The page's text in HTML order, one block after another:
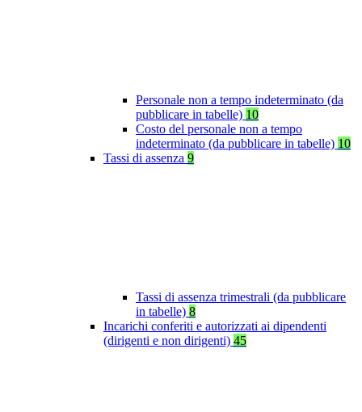
Personale non a tempo indeterminato (da
pubblicare in tabelle) 10
Costo del personale non a tempo
indeterminato (da pubblicare in tabelle) 10
Tassi di assenza 9
Tassi di assenza trimestrali (da pubblicare
in tabelle) 8
Incarichi conferiti e autorizzati ai dipendenti
(dirigenti e non dirigenti) 45